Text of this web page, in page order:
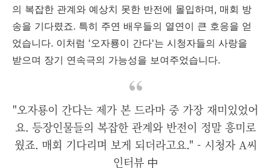
의 복잡한 관계와 예상치 못한 반전에 몰입하며, 매회 방
송을 기다렸죠. 특히 주연 배우들의 열연이 큰 호응을 얻
었습니다. 이처럼 '오자룡이 간다'는 시청자들의 사랑을
받으며 장기 연속극의 가능성을 보여주었습니다.
"오자룡이 간다는 제가 본 드라마 중 가장 재미있었어
요. 등장인물들의 복잡한 관계와 반전이 정말 흥미로
웠죠. 매회 기다리며 보게 되더라고요." - 시청자 A씨
인터뷰 中